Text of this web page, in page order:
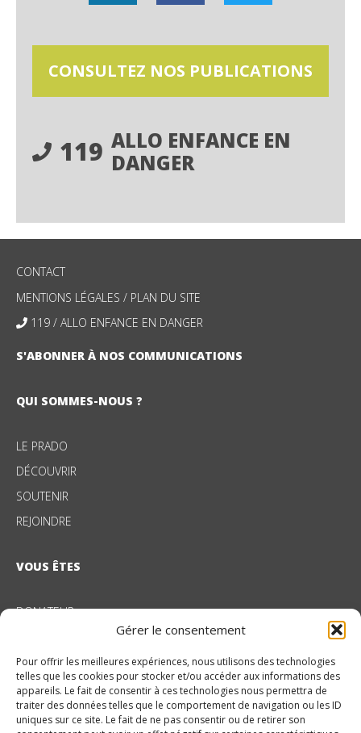
Gérer le consentement
Pour offrir les meilleures expériences, nous utilisons des technologies
telles que les cookies pour stocker et/ou accéder aux informations des
appareils. Le fait de consentir à ces technologies nous permettra de
traiter des données telles que le comportement de navigation ou les ID
uniques sur ce site. Le fait de ne pas consentir ou de retirer son
CONSULTEZ NOS PUBLICATIONS
119 ALLO ENFANCE EN
DANGER
QUI SOMMES-NOUS ?
LE PRADO
DÉCOUVRIR
SOUTENIR
REJOINDRE
VOUS ÊTES
DONATEUR
NOS DOMAINES D’ACTION
PROTECTION DE L’ENFANCE
CONTACT
MENTIONS LÉGALES / PLAN DU SITE
119 / ALLO ENFANCE EN DANGER
S'ABONNER À NOS COMMUNICATIONS